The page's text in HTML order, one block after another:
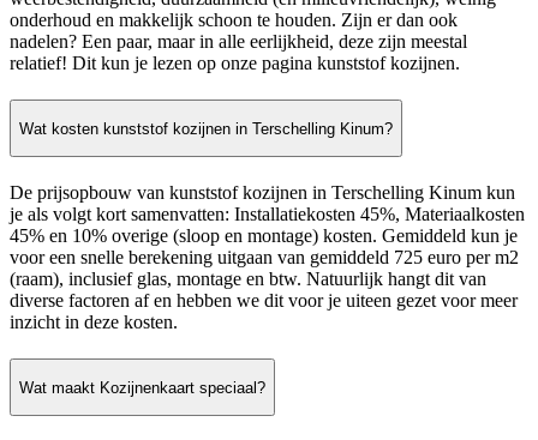
onderhoud en makkelijk schoon te houden. Zijn er dan ook
nadelen? Een paar, maar in alle eerlijkheid, deze zijn meestal
relatief! Dit kun je lezen op onze pagina kunststof kozijnen.
Wat kosten kunststof kozijnen in Terschelling Kinum?
De prijsopbouw van kunststof kozijnen in Terschelling Kinum kun
je als volgt kort samenvatten: Installatiekosten 45%, Materiaalkosten
45% en 10% overige (sloop en montage) kosten. Gemiddeld kun je
voor een snelle berekening uitgaan van gemiddeld 725 euro per m2
(raam), inclusief glas, montage en btw. Natuurlijk hangt dit van
diverse factoren af en hebben we dit voor je uiteen gezet voor meer
inzicht in deze kosten.
Wat maakt Kozijnenkaart speciaal?